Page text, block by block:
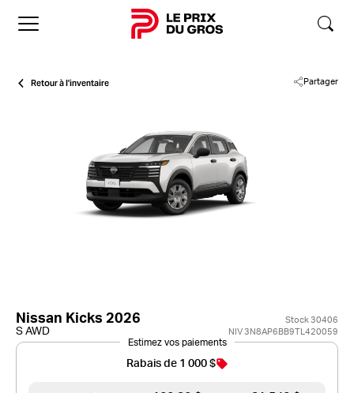
Accueil
Retour à l'inventaire Partager
Nissan Kicks 2026 Stock 30406
S AWD NIV 3N8AP6BB9TL420059
Estimez vos paiements
Rabais de 1 000 $